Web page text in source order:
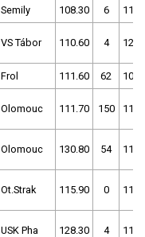
Semily 108.30 6
VS Tábor 110.60 4
Frol 111.60 62
Olomouc 111.70 150
Olomouc 130.80 54
Ot.Strak 115.90 0
USK Pha 128.30 4